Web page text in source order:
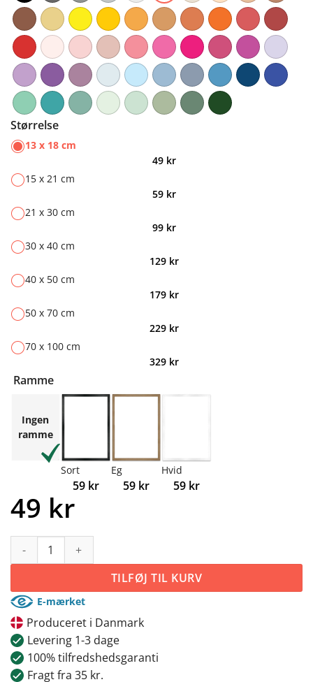
Størrelse
13 x 18 cm
49 kr
15 x 21 cm
59 kr
21 x 30 cm
99 kr
30 x 40 cm
129 kr
40 x 50 cm
179 kr
50 x 70 cm
229 kr
70 x 100 cm
329 kr
Ramme
Ingen
ramme
Sort
59 kr
Eg
59 kr
Hvid
59 kr
49 kr
#2 Eat sleep game repeat antal
TILFØJ TIL KURV
E-mærket
Produceret i Danmark
Levering 1-3 dage
100% tilfredshedsgaranti
Fragt fra 35 kr.